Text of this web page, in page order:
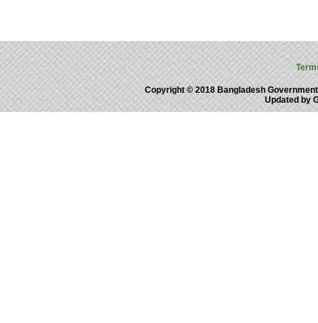
Copyright © 2018 Bangladesh
Updated by